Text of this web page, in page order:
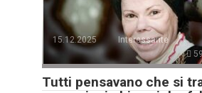
15.12.2025
Interessante
Tutti pensavano che si